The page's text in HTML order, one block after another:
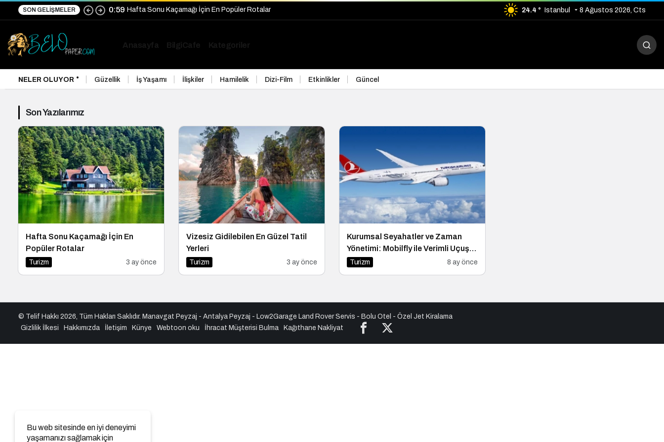
SON GELIŞMELER 0:59 Hafta Sonu Kaçamağı İçin En Popüler Rotalar 24.4 ° Istanbul 8 Ağustos 2026, Cts
NELER OLUYOR Güzellik İş Yaşamı İlişkiler Hamilelik Dizi-Film Etkinlikler Güncel
Son Yazılarımız
Hafta Sonu Kaçamağı İçin En
Popüler Rotalar
Turizm 3 ay önce
Vizesiz Gidilebilen En Güzel Tatil
Yerleri
Turizm 3 ay önce
Kurumsal Seyahatler ve Zaman
Yönetimi: Mobilfly ile Verimli Uçuş
Planlaması
Turizm 8 ay önce
Bu web sitesinde en iyi deneyimi
yaşamanızı sağlamak için
© Telif Hakkı 2026, Tüm Hakları Saklıdır. Manavgat Peyzaj - Antalya Peyzaj - Low2Garage Land Rover Servis - Bolu Otel - Özel Jet Kiralama
Gizlilik İlkesi
Hakkımızda İletişim Künye Webtoon oku İhracat Müşterisi Bulma Kağıthane Nakliyat